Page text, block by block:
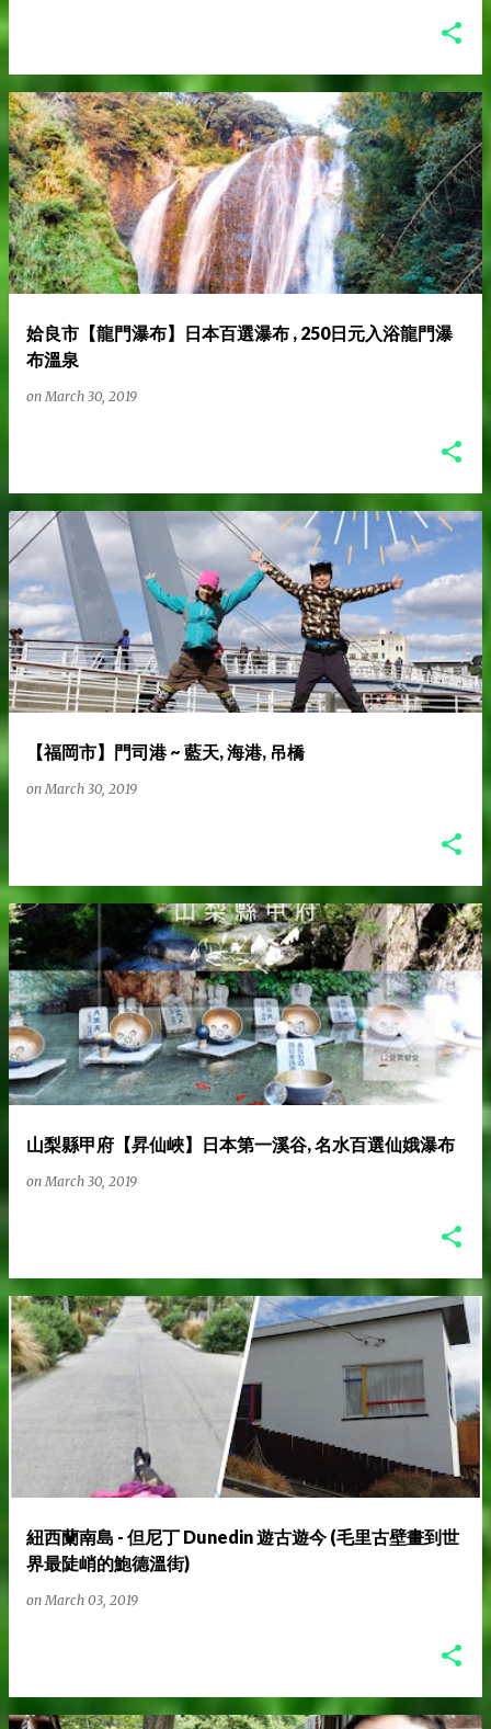
姶良市【龍門瀑布】日本百選瀑布 , 250日元入浴龍門瀑
布溫泉
onMarch 30, 2019
【福岡市】門司港 ~ 藍天, 海港, 吊橋
onMarch 30, 2019
山梨縣甲府【昇仙峽】日本第一溪谷, 名水百選仙娥瀑布
onMarch 30, 2019
紐西蘭南島 - 但尼丁 Dunedin 遊古遊今 (毛里古壁畫到世
界最陡峭的鮑德溫街)
onMarch 03, 2019